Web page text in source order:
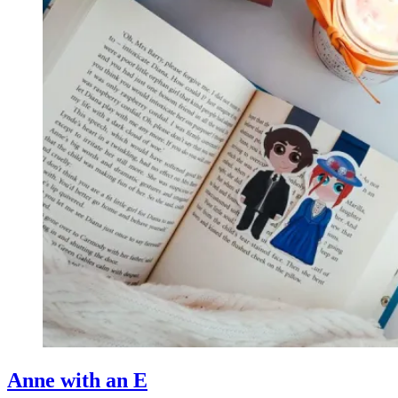
Anne with an E